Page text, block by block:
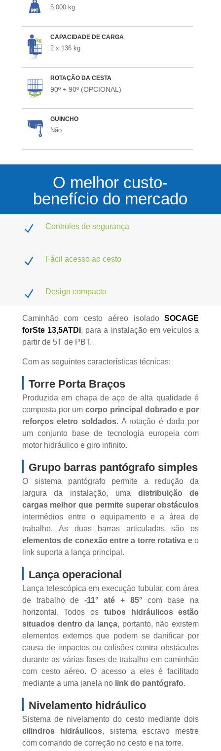
5.000 kg
CAPACIDADE DE CARGA
2 x 136 kg
ROTAÇÃO DA CESTA
90º + 90º (OPCIONAL)
GUINCHO
Não
O melhor custo-
benefício do mercado
N Controles de segurança
N Fácil acesso ao cesto
N Design compacto
Caminhão com cesto aéreo isoladoSOCAGE
forSte 13,5ATDi, para a instalação em veículos a
partir de 5T de PBT.
Com as seguintes características técnicas:
Torre Porta Braços
Produzida em chapa de aço de alta qualidade é
composta por umcorpo principal dobrado e por
reforços eletro soldados. A rotação é dada por
um conjunto base de tecnologia europeia com
motor hidráulico e giro infinito.
Grupo barras pantógrafo simples
O sistema pantógrafo permite a redução da
largura da instalação, uma distribuição de
cargas melhor que permite superar obstáculos
intermédios entre o equipamento e a área de
trabalho. As duas barras articuladas são os
elementos de conexão entre a torre rotativa eo
link suporta a lança principal.
Lança operacional
Lança telescópica em execução tubular, com área
de trabalho de-11° até + 85°com base na
horizontal. Todos os tubos hidráulicos estão
situados dentro da lança, portanto, não existem
elementos externos que podem se danificar por
causa de impactos ou colisões contra obstáculos
durante as várias fases de trabalho em caminhão
com cesto aéreo. O acesso a eles é facilitado
mediante a uma janela no link do pantógrafo.
Nivelamento hidráulico
Sistema de nivelamento do cesto mediante dois
cilindros hidráulicos, sistema escravo mestre
com comando de correção no cesto e na torre.